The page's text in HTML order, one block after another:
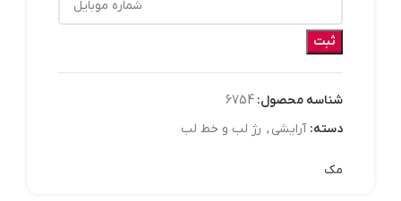
ثبت
شناسه محصول: 6754
دسته: آرايشي , رژ لب و خط لب
مک